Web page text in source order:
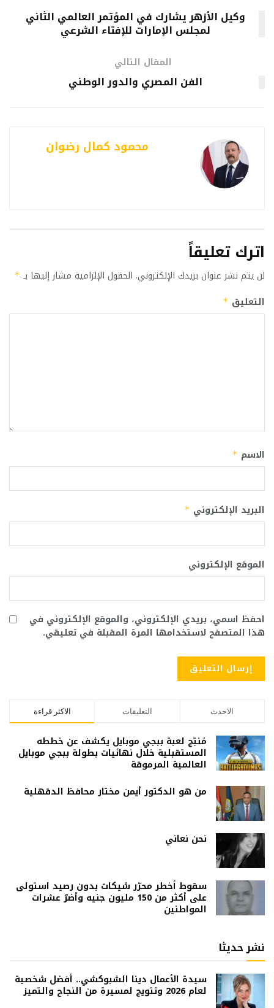
وكيل الأزهر يشارك في المؤتمر العالمي الثاني
لمجلس الإمارات للإفتاء الشرعي
المقال التالي
الفن المصري والدور الوطني
محمود كمال رضوان
اترك تعليقاً
لن يتم نشر عنوان بريدك الإلكتروني. الحقول الإلزامية مشار إليها بـ *
التعليق *
الاسم *
البريد الإلكتروني *
الموقع الإلكتروني
احفظ اسمي، بريدي الإلكتروني، والموقع الإلكتروني في
هذا المتصفح لاستخدامها المرة المقبلة في تعليقي.
الاكثر قراءة التعليقات الاحدث
مُنتِج لعبة ببجي موبايل يكشف عن خططه
المستقبلية خلال نهائيات بطولة ببجي موبايل
العالمية المرموقة
من هو الدكتور أيمن مختار محافظ الدقهلية
نحن نعاني
سقوط أخطر محرّر شيكات بدون رصيد استولى
على أكثر من 150 مليون جنيه وأضرّ عشرات
المواطنين
نشر حديثا
سيدة الأعمال دينا الشبوكشي.. أفضل شخصية
لعام 2026 وتتويج لمسيرة من النجاح والتميز